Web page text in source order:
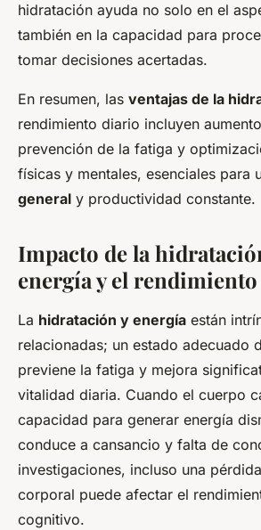
hidratación ayuda no solo en el
también en la capacidad para
tomar decisiones acertadas.
En resumen, las ventajas de la
rendimiento diario incluyen
prevención de la fatiga y
físicas y mentales, esenciales para
general y productividad constante.
Impacto de la
energía y el
La hidratación y energía están
relacionadas; un estado adecuado
previene la fatiga y mejora
vitalidad diaria. Cuando el cuerpo
capacidad para generar energía
conduce a cansancio y falta de
investigaciones, incluso una
corporal puede afectar el
cognitivo.